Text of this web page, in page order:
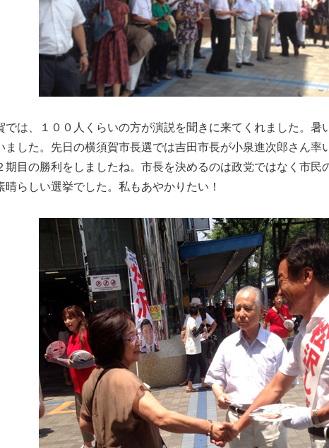
では、１００人くらいの方が演説を聞きに来てくれました。 暑
ました。 先日の横須賀市長選では吉田市長が小泉進次郎さん率
期目 の勝利をしましたね。 市長を決めるのは政党ではなく市民
晴らしい選挙でした。私もあやかりたい！